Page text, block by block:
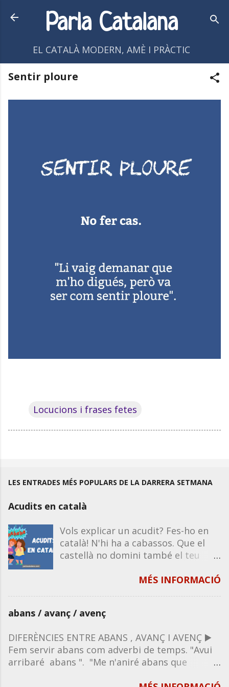
Salta al contingut principal
Parla Catalana
EL CATALÀ MODERN, AMÈ I PRÀCTIC
Sentir ploure
Locucions i frases fetes
LES ENTRADES MÉS POPULARS DE LA DARRERA SETMANA
Acudits en català
Vols explicar un acudit? Fes-ho en
català! N'hi ha a cabassos. Que el
castellà no domini també el teu
d'acudits funcionen igual en castellà
significats propis de la llengua. Per
pots explicar en català. A
continuació, et deixo una sèrie de
tongades d'acudits per compartir
MÉS INFORMACIÓ
abans / avanç / avenç
DIFERÈNCIES ENTRE ABANS , AVANÇ I AVENÇ ▶️
Fem servir abans com adverbi de temps. "Avui
arribaré abans ". "Me n'aniré abans que